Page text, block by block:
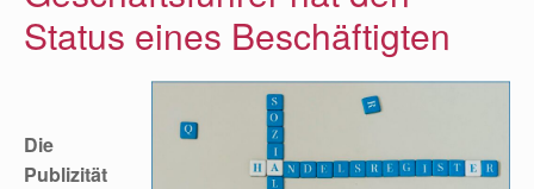
Status eines Beschäftigten
Die
Publizität